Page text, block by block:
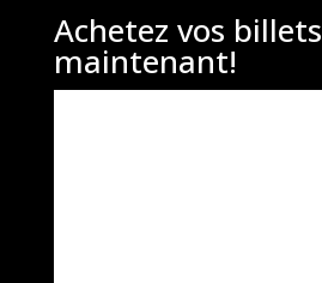
Achetez vos billets
maintenant!